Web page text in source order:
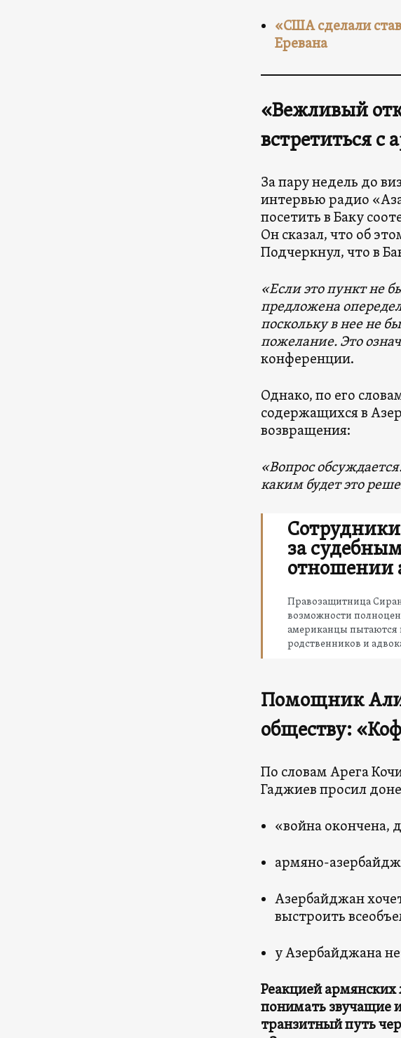
«США сделали
Еревана
«Вежливый
встретиться
За пару недель до
интервью радио
посетить в Баку
Он сказал, что об
Подчеркнул, что в
«Если это пункт не
предложена
поскольку в нее не
пожелание. Это
конференции.
Однако, по его
содержащихся в
возвращения:
«Вопрос
каким будет это
за
отношении
Правозащитница
возможности
американцы пытаются
родственников и
Помощник
обществу:
По словам Арега
Гаджиев просил
«война окончена,
армяно-
Азербайджан
выстроить
у Азербайджана
Реакцией
понимать звучащие
транзитный путь